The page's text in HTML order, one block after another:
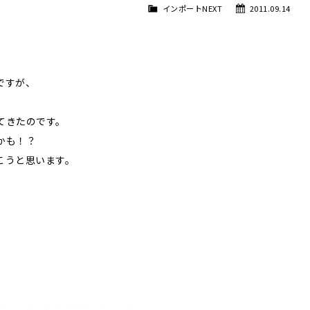
2011.09.14
インポートNEXT
が、
たのです。
も！？
と思います。